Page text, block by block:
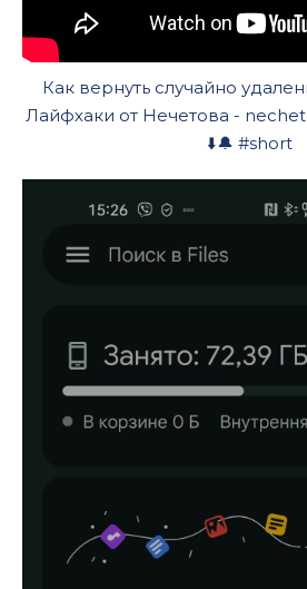
Как вернуть случайно
Лайфхаки от Нечетова -
⬇️🔔 #short